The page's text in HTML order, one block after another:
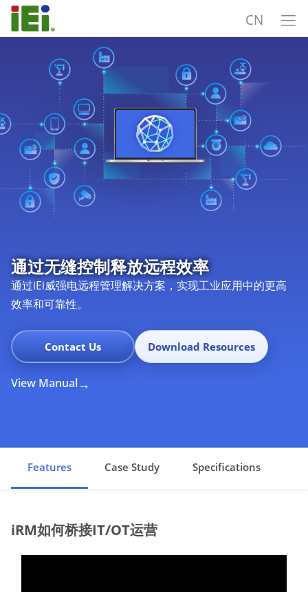
CN
通过无缝控制释放远程效率
通过iEi威强电远程管理解决方案，实现工业应用中的更高
效率和可靠性。
Contact Us Download Resources
View Manual
Features Case Study Specifications
iRM如何桥接IT/OT运营